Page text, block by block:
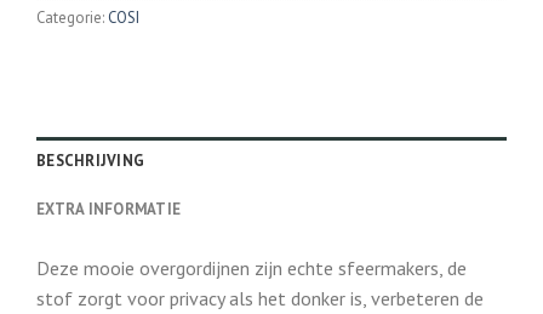
Categorie: COSI
BESCHRIJVING
EXTRA INFORMATIE
Deze mooie overgordijnen zijn echte sfeermakers, de
stof zorgt voor privacy als het donker is, verbeteren de